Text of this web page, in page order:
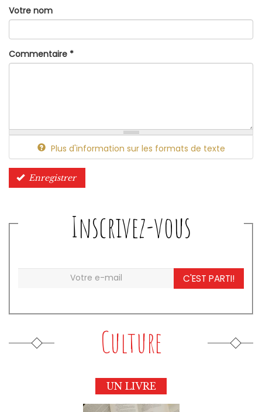
Votre nom
Commentaire *
Plus d'information sur les formats de texte
Enregistrer
Inscrivez-vous
C'EST PARTI!
Culture
UN LIVRE